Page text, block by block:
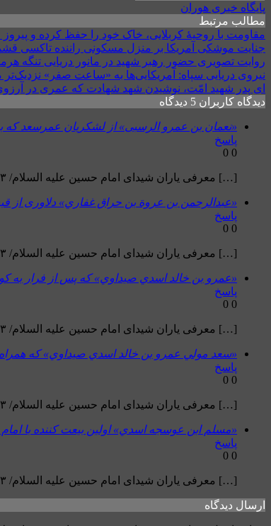
پایگاه خبری هوران
مطالب مرتبط
مقاومت با روحیهٔ کربلایی، خاک خود را حفظ کرده و
جنایت موشکی آمریکا بر منزل مسکونی راننده تاکسی
روایت تصویری حضور رهبر شهید در مانور دریایی تنگه هرمز؛
نیروی دریایی سپاه: آمریکایی‌ها به «ساعت صفر»
ای پدر شهید امّت، نوشیدن شهد شهادت که عمری در آرزوی
دیدگاه کاربران 5 دیدگاه
«نعمان بن عمرو الرسبی» از لشکریان عمرسعد که
پاسخ
0
0
[…] معرفی یاران شیدای امام حسین علیه السلام/ ۳ […]
«عبدالرحمن بن عروة بن حراق غفاري» دلاوری از
پاسخ
0
0
[…] معرفی یاران شیدای امام حسین علیه السلام/ ۳ […]
«عمرو بن خالد اسدي صيداوي» که پس از فرار به
پاسخ
0
0
[…] معرفی یاران شیدای امام حسین علیه السلام/ ۳ […]
«سعد مولي عمرو بن خالد اسدي صيداوي» که همراه
پاسخ
0
0
[…] معرفی یاران شیدای امام حسین علیه السلام/ ۳ […]
«مسلم ابن عوسجه اسدي» اولین بیعت کننده با
پاسخ
0
0
[…] معرفی یاران شیدای امام حسین علیه السلام/ ۳ […]
ارسال دیدگاه